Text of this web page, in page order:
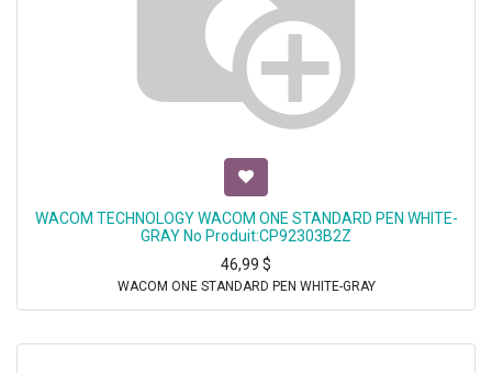
WACOM TECHNOLOGY WACOM ONE STANDARD PEN WHITE-
GRAY No Produit:CP92303B2Z
46,99 $
WACOM ONE STANDARD PEN WHITE-GRAY